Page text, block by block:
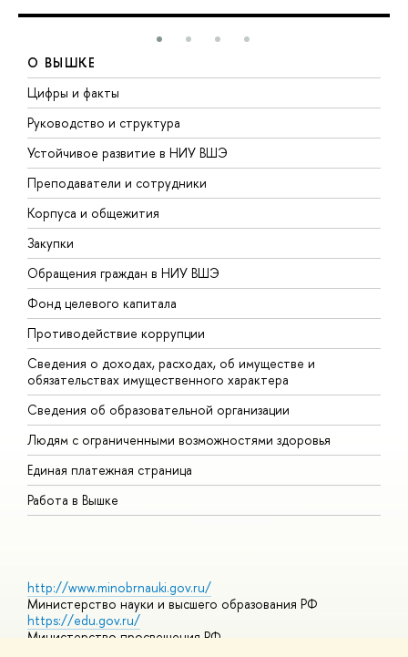
О ВЫШКЕ
Цифры и факты
Руководство и структура
Устойчивое развитие в НИУ ВШЭ
Преподаватели и сотрудники
Корпуса и общежития
Закупки
Обращения граждан в НИУ ВШЭ
Фонд целевого капитала
Противодействие коррупции
Сведения о доходах, расходах, об имуществе и
обязательствах имущественного характера
Сведения об образовательной организации
Людям с ограниченными возможностями здоровья
Единая платежная страница
Работа в Вышке
http://www.minobrnauki.gov.ru/
Министерство науки и высшего образования РФ
https://edu.gov.ru/
Министерство просвещения РФ